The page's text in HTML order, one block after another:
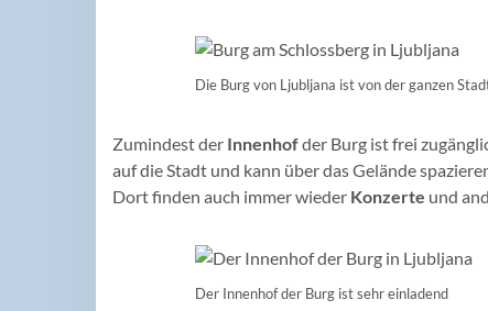
Die Burg von Ljubljana ist von der ganzen
Zumindest der Innenhofder Burg ist frei
auf die Stadt und kann über das Gelände
Dort finden auch immer wieder Konzerte und
Der Innenhof der Burg ist sehr einladend